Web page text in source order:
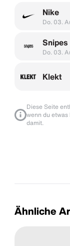
Nike
Do. 03.
Snipes
Do. 03.
Klekt
Diese Seite
wenn du etwas
damit.
Ähnliche